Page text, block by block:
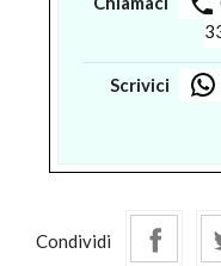
Scrivici
Condividi